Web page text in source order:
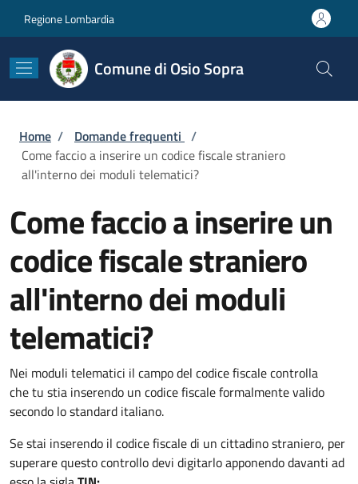
Regione Lombardia
Comune di Osio Sopra
Briciole di pane
Home / Domande frequenti /
Come faccio a inserire un codice fiscale straniero
all'interno dei moduli telematici?
Come faccio a inserire un
codice fiscale straniero
all'interno dei moduli
telematici?
Nei moduli telematici il campo del codice fiscale controlla
che tu stia inserendo un codice fiscale formalmente valido
secondo lo standard italiano.
Se stai inserendo il codice fiscale di un cittadino straniero, per
superare questo controllo devi digitarlo apponendo davanti ad